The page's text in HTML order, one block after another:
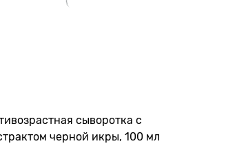
сыворотка с
черной икры, 100 мл